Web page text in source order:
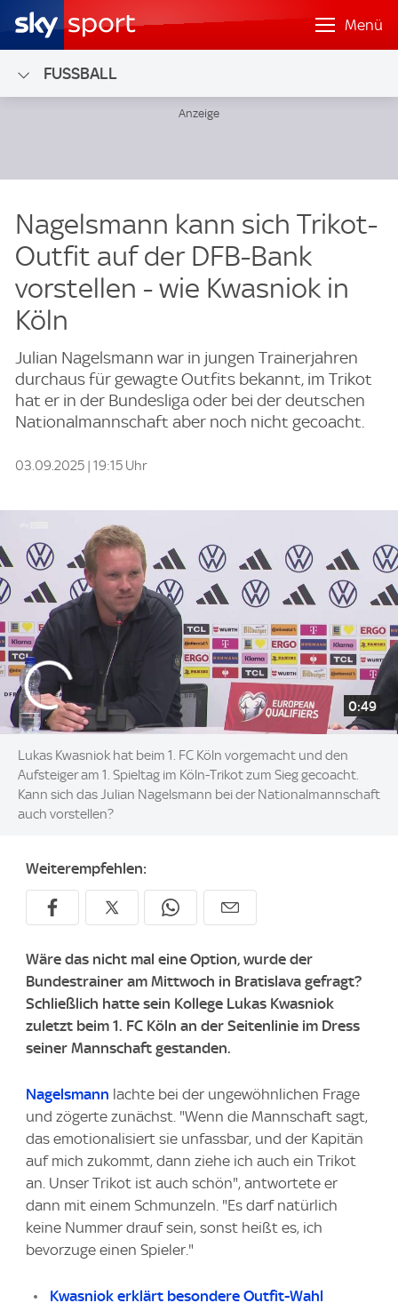
Menü
FUSSBALL
Nagelsmann kann sich Trikot-
Outfit auf der DFB-Bank
vorstellen - wie Kwasniok in
Köln
Julian Nagelsmann war in jungen Trainerjahren
durchaus für gewagte Outfits bekannt, im Trikot
hat er in der Bundesliga oder bei der deutschen
Nationalmannschaft aber noch nicht gecoacht.
03.09.2025 | 19:15 Uhr
0:49
Lukas Kwasniok hat beim 1. FC Köln vorgemacht und den
Aufsteiger am 1. Spieltag im Köln-Trikot zum Sieg gecoacht.
Kann sich das Julian Nagelsmann bei der Nationalmannschaft
auch vorstellen?
Weiterempfehlen:
Wäre das nicht mal eine Option, wurde der
Bundestrainer am Mittwoch in Bratislava gefragt?
Schließlich hatte sein Kollege Lukas Kwasniok
zuletzt beim 1. FC Köln an der Seitenlinie im Dress
seiner Mannschaft gestanden.
Nagelsmann lachte bei der ungewöhnlichen Frage
und zögerte zunächst. "Wenn die Mannschaft sagt,
das emotionalisiert sie unfassbar, und der Kapitän
auf mich zukommt, dann ziehe ich auch ein Trikot
an. Unser Trikot ist auch schön", antwortete er
dann mit einem Schmunzeln. "Es darf natürlich
keine Nummer drauf sein, sonst heißt es, ich
bevorzuge einen Spieler."
Kwasniok erklärt besondere Outfit-Wahl